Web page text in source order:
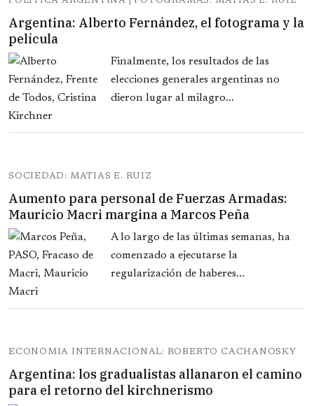
Argentina: Alberto Fernández, el fotograma y la
película
Finalmente, los resultados de las
elecciones generales argentinas no
dieron lugar al milagro...
SOCIEDAD: MATIAS E. RUIZ
Aumento para personal de Fuerzas Armadas:
Mauricio Macri margina a Marcos Peña
A lo largo de las últimas semanas, ha
comenzado a ejecutarse la
regularización de haberes...
ECONOMIA INTERNACIONAL: ROBERTO CACHANOSKY
Argentina: los gradualistas allanaron el camino
para el retorno del kirchnerismo